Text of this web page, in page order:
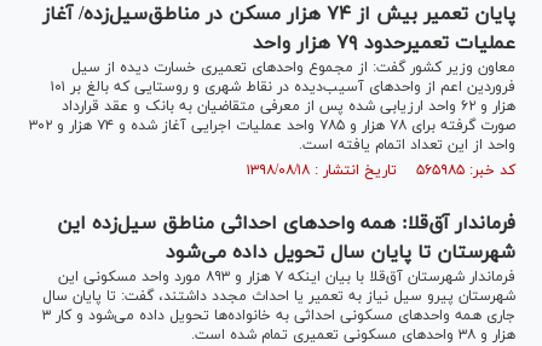
پایان تعمیر بیش از ۷۴ هزار مسکن در مناطق‌سیل‌زده/ آغاز
عملیات تعمیرحدود ۷۹ هزار واحد
معاون وزیر کشور گفت: از مجموع واحد‌های تعمیری خسارت دیده از سیل
فروردین اعم از واحد‌های آسیب‌دیده در نقاط شهری و روستایی که بالغ بر ۱۰۱
هزار و ۶۲ واحد ارزیابی شده پس از معرفی متقاضیان به بانک و عقد قرارداد
صورت گرفته برای ۷۸ هزار و ۷۸۵ واحد عملیات اجرایی آغاز شده و ۷۴ هزار و ۳۰۲
واحد از این تعداد اتمام یافته است.
کد خبر: ۵۶۵۹۸۵ تاریخ انتشار : ۱۳۹۸/۰۸/۱۸
فرماندار آق‌قلا: همه واحدهای احداثی مناطق سیل‌زده این
شهرستان تا پایان سال تحویل داده می‌شود
فرماندار شهرستان آق‌قلا با بیان اینکه ۷ هزار و ۸۹۳ مورد واحد مسکونی این
شهرستان پیرو سیل نیاز به تعمیر یا احداث مجدد داشتند، گفت: تا پایان سال
جاری همه واحدهای مسکونی احداثی به خانواده‌ها تحویل داده می‌شود و کار ۳
هزار و ۳۸ واحدهای مسکونی تعمیری تمام شده است.